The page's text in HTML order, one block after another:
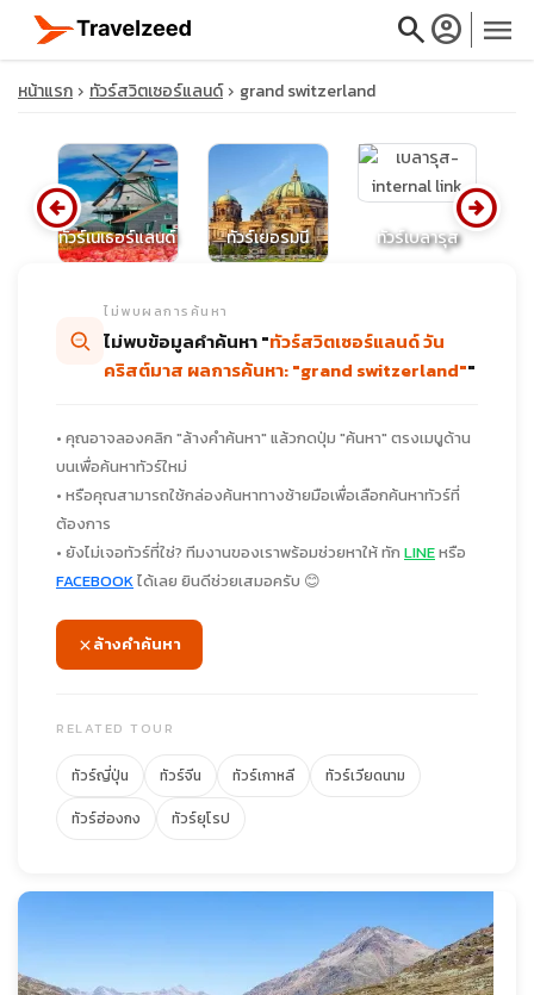
searchaccount_circle menu
close
calendar_month
หน้าแรก ทัวร์สวิตเซอร์แลนด์ grand switzerland
ทัวร์เนเธอร์แลนด์
ทัวร์เยอรมนี ทัวร์เบลารุส
arrow_circle_left arrow_circle_right
ไม่พบผลการค้นหา
ไม่พบข้อมูลคำค้นหา "ทัวร์สวิตเซอร์แลนด์ วัน
คริสต์มาส ผลการค้นหา: "grand switzerland""
• คุณอาจลองคลิก "ล้างคำค้นหา" แล้วกดปุ่ม "ค้นหา" ตรงเมนูด้าน
บนเพื่อค้นหาทัวร์ใหม่
• หรือคุณสามารถใช้กล่องค้นหาทางซ้ายมือเพื่อเลือกค้นหาทัวร์ที่
ต้องการ
• ยังไม่เจอทัวร์ที่ใช่? ทีมงานของเราพร้อมช่วยหาให้ ทัก LINEหรือ
FACEBOOKได้เลย ยินดีช่วยเสมอครับ 😊
ล้างคำค้นหา
RELATED TOUR
ทัวร์ญี่ปุ่น ทัวร์จีน ทัวร์เกาหลี
ทัวร์เวียดนาม
ทัวร์ฮ่องกง
ทัวร์ยุโรป